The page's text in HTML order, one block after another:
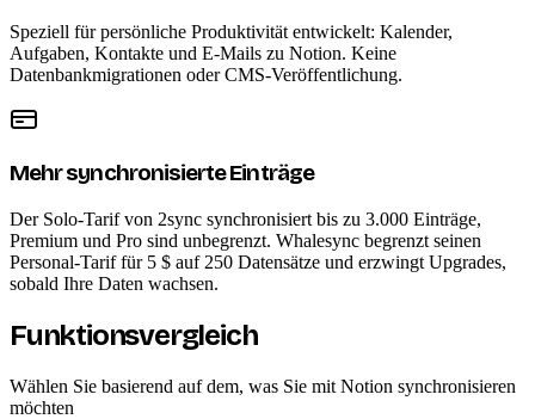
Speziell für persönliche Produktivität entwickelt: Kalender,
Aufgaben, Kontakte und E-Mails zu Notion. Keine
Datenbankmigrationen oder CMS-Veröffentlichung.
Mehr synchronisierte Einträge
Der Solo-Tarif von 2sync synchronisiert bis zu 3.000 Einträge,
Premium und Pro sind unbegrenzt. Whalesync begrenzt seinen
Personal-Tarif für 5 $ auf 250 Datensätze und erzwingt Upgrades,
sobald Ihre Daten wachsen.
Funktionsvergleich
Wählen Sie basierend auf dem, was Sie mit Notion synchronisieren
möchten